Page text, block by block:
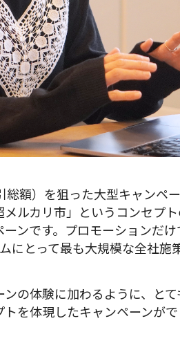
総額）を狙った大型キャンペ
メルカリ市」というコンセプ
ンです。プロモーションだ
とって最も大規模な全社施策
の体験に加わるように、と
を体現したキャンペーンが